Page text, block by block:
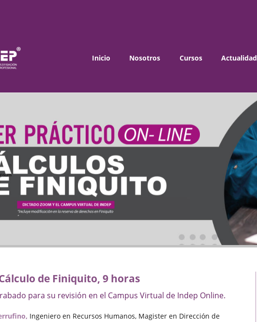
Inicio Nosotros Cursos Actualidad
de Finiquito, 9 horas
para su revisión en el Campus Virtual de Indep Online.
Ingeniero en Recursos Humanos, Magister en Dirección de